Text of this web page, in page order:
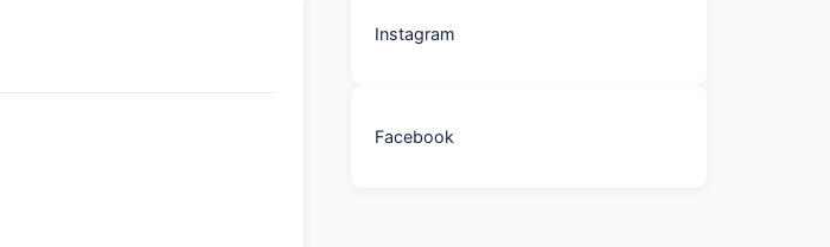
Instagram
Facebook